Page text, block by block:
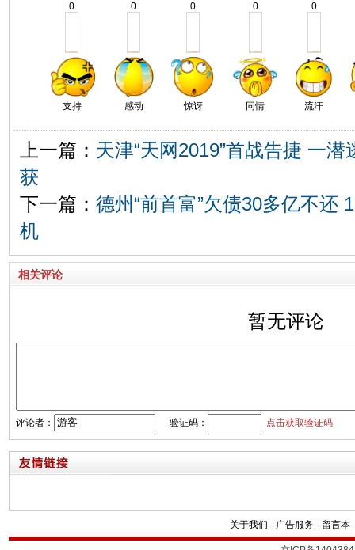
0
支持
0
感动
0
惊讶
0
同情
0
流汗
上一篇： 天津“天网2019”首战告捷 一
获
下一篇： 德州“前首富”欠债30多亿不还
机
相关评论
暂无评论
评论者： 验证码： 点击获取验证码
关于我们 - 广告服务 - 留言本